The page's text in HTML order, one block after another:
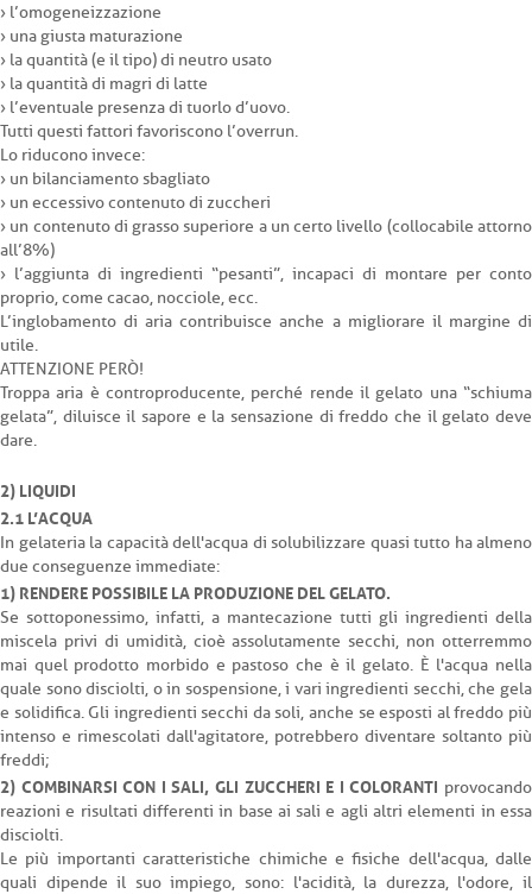
› l’omogeneizzazione
› una giusta maturazione
› la quantità (e il tipo) di neutro usato
› la quantità di magri di latte
› l’eventuale presenza di tuorlo d’uovo.
Tutti questi fattori favoriscono l’overrun.
Lo riducono invece:
› un bilanciamento sbagliato
› un eccessivo contenuto di zuccheri
› un contenuto di grasso superiore a un certo livello (collocabile attorno
all’8%)
› l’aggiunta di ingredienti “pesanti”, incapaci di montare per conto
proprio, come cacao, nocciole, ecc.
L’inglobamento di aria contribuisce anche a migliorare il margine di
utile.
ATTENZIONE PERÒ!
Troppa aria è controproducente, perché rende il gelato una “schiuma
gelata”, diluisce il sapore e la sensazione di freddo che il gelato deve
dare.
2) LIQUIDI
2.1 L’ACQUA
In gelateria la capacità dell'acqua di solubilizzare quasi tutto ha almeno
due conseguenze immediate:
1) RENDERE POSSIBILE LA PRODUZIONE DEL GELATO.
Se sottoponessimo, infatti, a mantecazione tutti gli ingredienti della
miscela privi di umidità, cioè assolutamente secchi, non otterremmo
mai quel prodotto morbido e pastoso che è il gelato. È l'acqua nella
quale sono disciolti, o in sospensione, i vari ingredienti secchi, che gela
e solidifica. Gli ingredienti secchi da soli, anche se esposti al freddo più
intenso e rimescolati dall'agitatore, potrebbero diventare soltanto più
freddi;
2) COMBINARSI CON I SALI, GLI ZUCCHERI E I COLORANTI provocando
reazioni e risultati differenti in base ai sali e agli altri elementi in essa
disciolti.
Le più importanti caratteristiche chimiche e fisiche dell'acqua, dalle
quali dipende il suo impiego, sono: l'acidità, la durezza, l'odore, il